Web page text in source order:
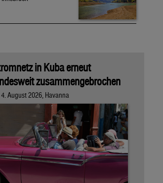
in Kuba erneut
zusammengebrochen
4. August 2026, Havanna